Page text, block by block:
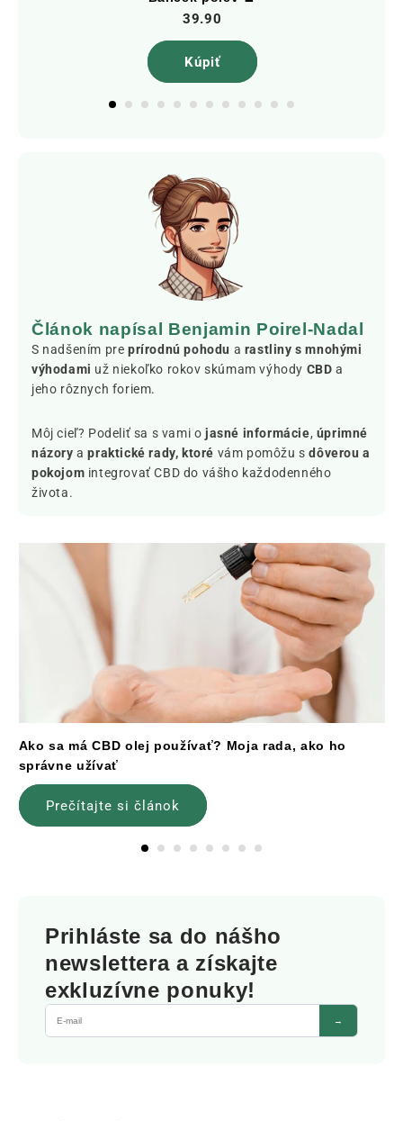
39.90
Kúpiť
Článok napísal Benjamin Poirel-Nadal
S nadšením pre prírodnú pohodu a rastliny s mnohými
výhodami už niekoľko rokov skúmam výhody CBD a
jeho rôznych foriem.
Môj cieľ? Podeliť sa s vami o jasné informácie, úprimné
názory apraktické rady, ktoré vám pomôžu sdôverou a
pokojom integrovať CBD do vášho každodenného
života.
Ako sa má CBD olej používať? Moja rada, ako ho
správne užívať
Prečítajte si článok
Prihláste sa do nášho
newslettera a získajte
exkluzívne ponuky!
→